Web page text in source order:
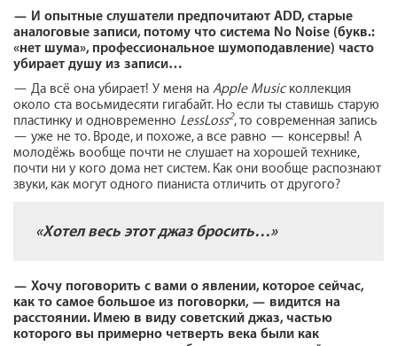
— И опытные слушатели предпочитают ADD, старые
аналоговые записи, потому что система No Noise (букв.:
«нет шума», профессиональное шумоподавление) часто
убирает душу из записи…
— Да всё она убирает! У меня на Apple Musicколлекция
около ста восьмидесяти гигабайт. Но если ты ставишь старую
пластинку и одновременно LessLoss2, то современная запись
— уже не то. Вроде, и похоже, а все равно — консервы! А
молодёжь вообще почти не слушает на хорошей технике,
почти ни у кого дома нет систем. Как они вообще распознают
звуки, как могут одного пианиста отличить от другого?
«Хотел весь этот джаз бросить…»
— Хочу поговорить с вами о явлении, которое сейчас,
как то самое большое из поговорки, — видится на
расстоянии. Имею в виду советский джаз, частью
которого вы примерно четверть века были как